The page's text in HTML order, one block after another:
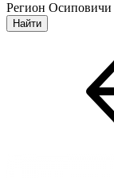
Регион Осиповичи